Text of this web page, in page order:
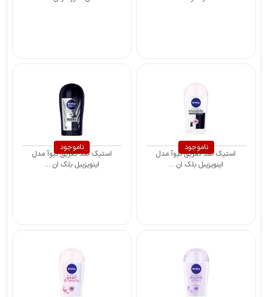
ناموجود
استیک ضد تعریق نیوآ مدل
اینویزیبل بلک ان ...
ناموجود
استیک ضد تعریق نیوآ مدل
اینویزیبل بلک ان ...